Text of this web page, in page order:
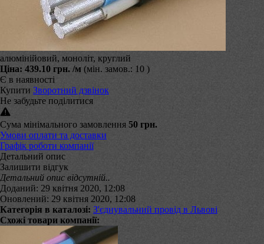
алюмінійовий, моноліт, круглий
Ціна: 439.10 грн. /м (мін. замов.: 10 )
Є в наявності
Купити Зворотний дзвінок
Не забудьте поділитися
Сума мінімального замовлення 50 грн.
Умови оплати та доставки
Графік роботи компанії
Детальний опис
Залишити відгук
Детальний опис відсутній..
Доданий: 29 квітня 2020, 12:08
Оновлений: 29 квітня 2020, 12:08
Категорія в каталозі: З'єднувальний провід в Львові
Схожі товари компанії: